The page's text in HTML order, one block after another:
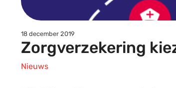
18 december 2019
Zorgverzekering
Nieuws